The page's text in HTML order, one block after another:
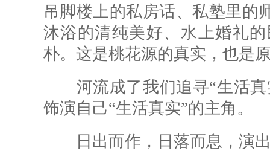
吊脚楼上的私房话、私塾里的
沐浴的清纯美好、水上婚礼
朴。这是桃花源的真实，也是
河流成了我们追寻“生活真
饰演自己“生活真实”的主角。
日出而作，日落而息，演